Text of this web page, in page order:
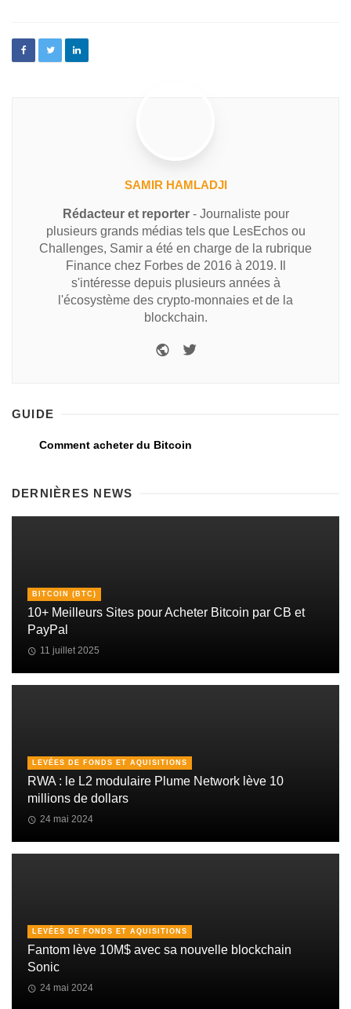
SAMIR HAMLADJI
Rédacteur et reporter- Journaliste pour
plusieurs grands médias tels que LesEchos ou
Challenges, Samir a été en charge de la rubrique
Finance chez Forbes de 2016 à 2019. Il
s'intéresse depuis plusieurs années à
l'écosystème des crypto-monnaies et de la
blockchain.
GUIDE
Comment acheter du Bitcoin
DERNIÈRES NEWS
BITCOIN (BTC)
10+ Meilleurs Sites pour Acheter Bitcoin par CB et
PayPal
11 juillet 2025
LEVÉES DE FONDS ET AQUISITIONS
RWA : le L2 modulaire Plume Network lève 10
millions de dollars
24 mai 2024
LEVÉES DE FONDS ET AQUISITIONS
Fantom lève 10M$ avec sa nouvelle blockchain
Sonic
24 mai 2024